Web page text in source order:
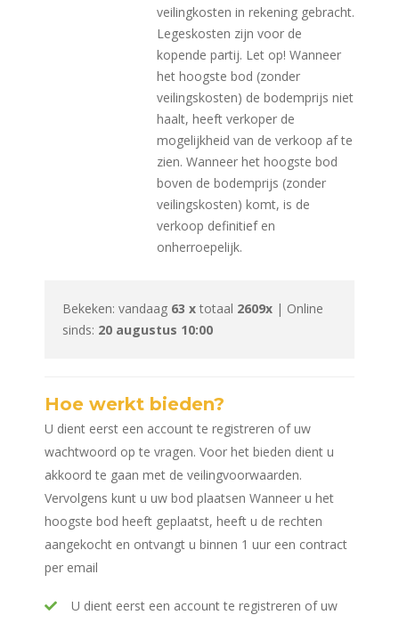
veilingkosten in rekening gebracht.
Legeskosten zijn voor de
kopende partij. Let op! Wanneer
het hoogste bod (zonder
veilingskosten) de bodemprijs niet
haalt, heeft verkoper de
mogelijkheid van de verkoop af te
zien. Wanneer het hoogste bod
boven de bodemprijs (zonder
veilingskosten) komt, is de
verkoop definitief en
onherroepelijk.
Bekeken: vandaag 63 x totaal 2609x | Online
sinds: 20 augustus 10:00
Hoe werkt bieden?
U dient eerst een account te registreren of uw
wachtwoord op te vragen. Voor het bieden dient u
akkoord te gaan met de veilingvoorwaarden.
Vervolgens kunt u uw bod plaatsen Wanneer u het
hoogste bod heeft geplaatst, heeft u de rechten
aangekocht en ontvangt u binnen 1 uur een contract
per email
U dient eerst een account te registreren of uw